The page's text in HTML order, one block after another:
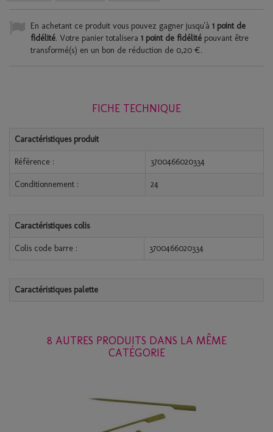
En achetant ce produit vous pouvez gagner jusqu'à 1 point de
fidélité. Votre panier totalisera 1 point de fidélité pouvant être
transformé(s) en un bon de réduction de 0,20 €.
FICHE TECHNIQUE
Caractéristiques produit
Référence : 3700466020334
Conditionnement : 24
Caractéristiques colis
Colis code barre : 3700466020334
Caractéristiques palette
8 AUTRES PRODUITS DANS LA MÊME
CATÉGORIE